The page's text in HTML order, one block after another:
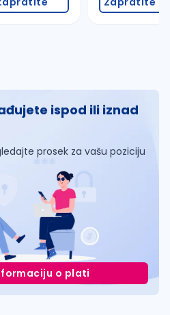
ispod ili iznad
prosek za vašu poziciju
o plati